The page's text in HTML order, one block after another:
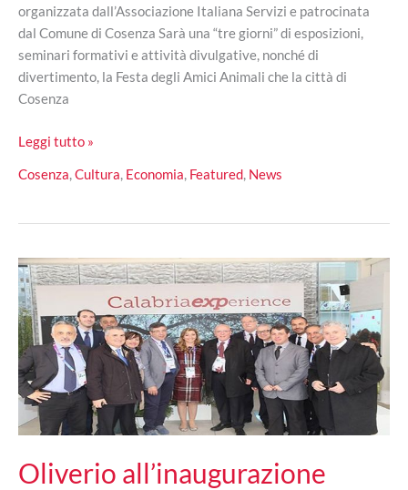
organizzata dall’Associazione Italiana Servizi e patrocinata
dal Comune di Cosenza Sarà una “tre giorni” di esposizioni,
seminari formativi e attività divulgative, nonché di
divertimento, la Festa degli Amici Animali che la città di
Cosenza
Festa
Amici
a
dall’
8
al
10
Maggio
Leggi tutto »
Cosenza,Cultura, Economia, Featured, News
Oliverio all’inaugurazione